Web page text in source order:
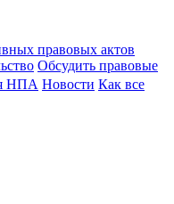
правовых актов
Обсудить правовые
НПА Новости Как все